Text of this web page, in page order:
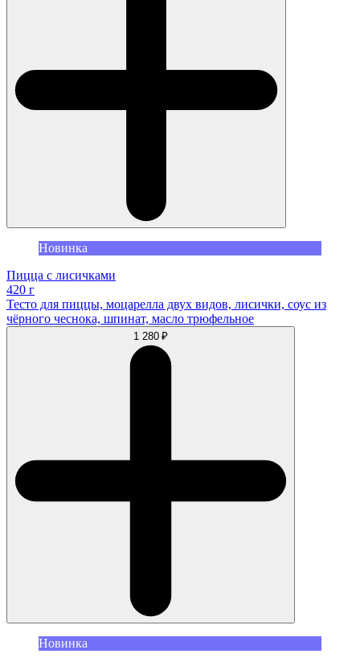
Новинка
Пицца с лисичками
420 г
Тесто для пиццы, моцарелла двух видов, лисички, соус из
чёрного чеснока, шпинат, масло трюфельное
1 280 ₽
Новинка